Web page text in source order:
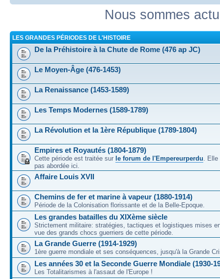
Nous sommes
LES GRANDES PÉRIODES DE L'HISTOIRE
De la Préhistoire à la Chute de Rome (476 ap JC)
Le Moyen-Âge (476-1453)
La Renaissance (1453-1589)
Les Temps Modernes (1589-1789)
La Révolution et la 1ère République (1789-1804)
Empires et Royautés (1804-1879)
Cette période est traitée sur le forum de l'Empereurperdu. Elle
pas abordée ici.
Affaire Louis XVII
Chemins de fer et marine à vapeur (1880-1914)
Période de la Colonisation florissante et de la Belle-Epoque.
Les grandes batailles du XIXème siècle
Strictement militaire: stratégies, tactiques et logistiques mises
vue des grands chocs guerriers de cette période.
La Grande Guerre (1914-1929)
1ère guerre mondiale et ses conséquences, jusqu'à la Grande
Les années 30 et la Seconde Guerre Mondiale (1930-
Les Totalitarismes à l'assaut de l'Europe !